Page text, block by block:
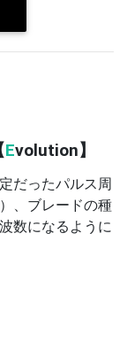
Evolution】
だったパルス周
、ブレードの種
数になるように